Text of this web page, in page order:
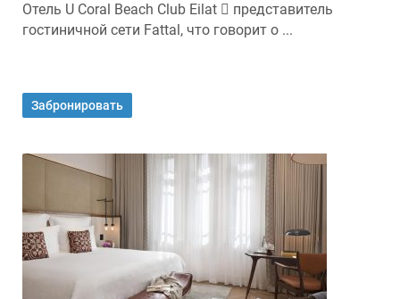
Отель U Coral Beach Club Eilat  представитель
гостиничной сети Fattal, что говорит о ...
Забронировать